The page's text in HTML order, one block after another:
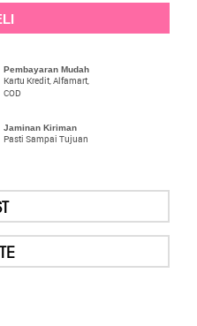
Pembayaran Mudah
Kartu Kredit, Alfamart,
COD
Jaminan Kiriman
Pasti Sampai Tujuan